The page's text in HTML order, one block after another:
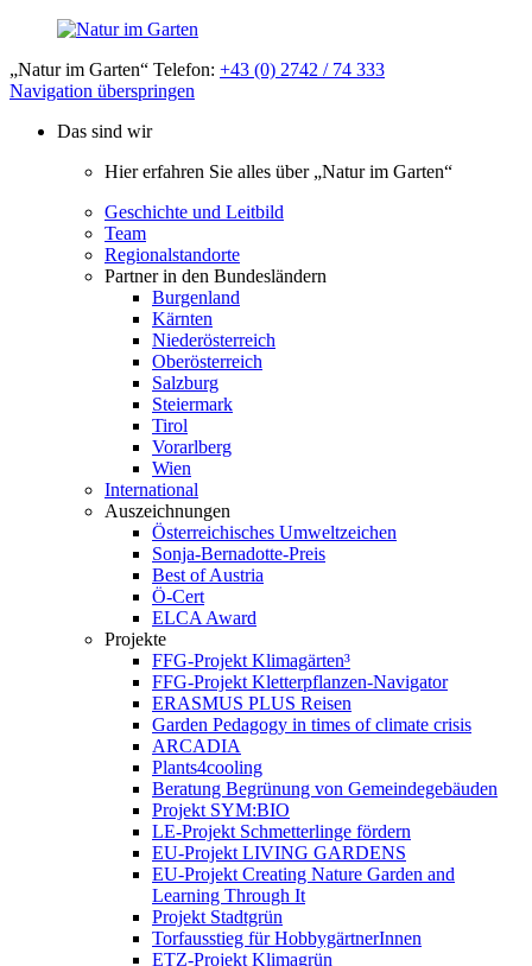
„Natur im Garten“ Telefon: +43 (0) 2742 / 74 333
Navigation überspringen
Das sind wir
Hier erfahren Sie alles über „Natur im Garten“
Geschichte und Leitbild
Team
Regionalstandorte
Partner in den Bundesländern
Burgenland
Kärnten
Niederösterreich
Oberösterreich
Salzburg
Steiermark
Tirol
Vorarlberg
Wien
International
Auszeichnungen
Österreichisches Umweltzeichen
Sonja-Bernadotte-Preis
Best of Austria
Ö-Cert
ELCA Award
Projekte
FFG-Projekt Klimagärten³
FFG-Projekt Kletterpflanzen-Navigator
ERASMUS PLUS Reisen
Garden Pedagogy in times of climate crisis
ARCADIA
Plants4cooling
Beratung Begrünung von Gemeindegebäuden
Projekt SYM:BIO
LE-Projekt Schmetterlinge fördern
EU-Projekt LIVING GARDENS
EU-Projekt Creating Nature Garden and
Learning Through It
Projekt Stadtgrün
Torfausstieg für HobbygärtnerInnen
ETZ-Projekt Klimagrün